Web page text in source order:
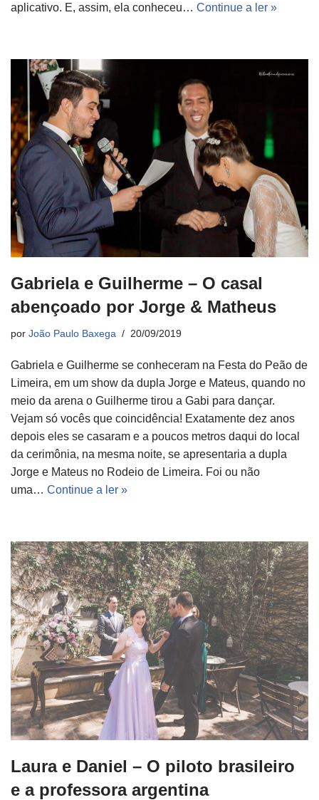
aplicativo. E, assim, ela conheceu… Continue a ler »
Gabriela e Guilherme – O casal
abençoado por Jorge & Matheus
por João Paulo Baxega 20/09/2019
Gabriela e Guilherme se conheceram na Festa do Peão de
Limeira, em um show da dupla Jorge e Mateus, quando no
meio da arena o Guilherme tirou a Gabi para dançar.
Vejam só vocês que coincidência! Exatamente dez anos
depois eles se casaram e a poucos metros daqui do local
da cerimônia, na mesma noite, se apresentaria a dupla
Jorge e Mateus no Rodeio de Limeira. Foi ou não
uma… Continue a ler »
Laura e Daniel – O piloto brasileiro
e a professora argentina